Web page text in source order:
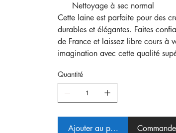
Nettoyage à sec normal
Cette laine est parfaite pour des
durables et élégantes. Faites
de France et laissez libre cours à
imagination avec cette qualité
Quantité
Ajouter au panier